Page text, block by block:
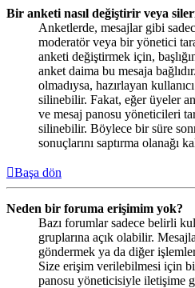
Bir anketi nasıl değiştirir veya
Anketlerde, mesajlar gibi
moderatör veya bir yönetici
anketi değiştirmek için,
anket daima bu mesaja
olmadıysa, hazırlayan
silinebilir. Fakat, eğer üyeler
ve mesaj panosu yöneticileri
silinebilir. Böylece bir süre
sonuçlarını saptırma olanağı
Başa dön
Neden bir foruma erişimim yok?
Bazı forumlar sadece belirli
gruplarına açık olabilir.
göndermek ya da diğer
Size erişim verilebilmesi için
panosu yöneticisiyle iletişime